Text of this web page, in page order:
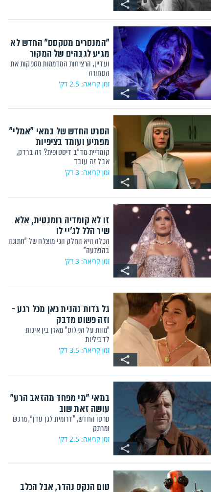
"המנסרים מטקסס" החדש לא
מגיע לגבהים של המקור
ועדיין, הרציחות המדממות מספקות את
הסחורה
זמן קריאה: 2.5 דק'
הסרט החדש של במאי "אמלי"
מפתיע ועומד בציפיות
קומדיית מד"ב דיסטופית? זה ברדק,
אבל זה עובד
זמן קריאה: 3 דק'
זו לא קומדיה רומנטית, אלא
שיר הלל לג'יי לו
הכלה היא החלק הכי מוצלח של "חתונה
בהפתעה"
זמן קריאה: 3 דק'
גל גדות נהנית כאן מכל רגע -
וזה פשוט מדבק
"מוות על הנילוס" מאזן בין איכות
לדביליות
זמן קריאה: 3.5 דק'
במאי "מי מפחד מהזאב הרע"
עושה זאת שוב
סרטו החדש, "דרומית לגן עדן", מרגש
ומרתק
זמן קריאה: 2.5 דק'
טום הנקס נהדר, אבל הכלב